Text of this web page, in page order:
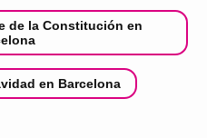
de la Constitución en
en Barcelona